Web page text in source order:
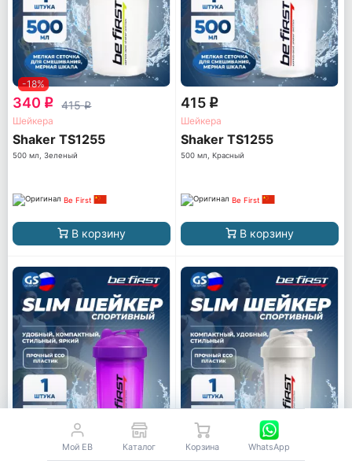
-18%
340 q 415q
Шейкера
Shaker TS1255
500 мл, Зеленый
Be First
В корзину
415 q
Шейкера
Shaker TS1255
500 мл, Красный
Be First
В корзину
Мой EB Каталог Корзина WhatsApp